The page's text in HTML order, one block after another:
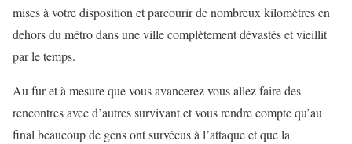
mises à votre disposition et parcourir de nombreux kilomètres en
dehors du métro dans une ville complètement dévastés et vieillit
par le temps.
Au fur et à mesure que vous avancerez vous allez faire des
rencontres avec d’autres survivant et vous rendre compte qu’au
final beaucoup de gens ont survécus à l’attaque et que la